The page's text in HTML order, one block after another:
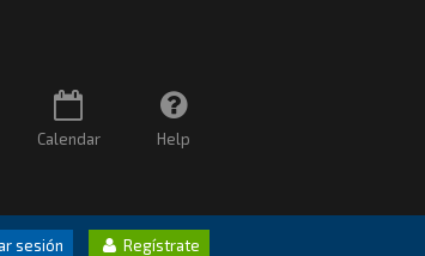
Calendar Help
sesión Regístrate